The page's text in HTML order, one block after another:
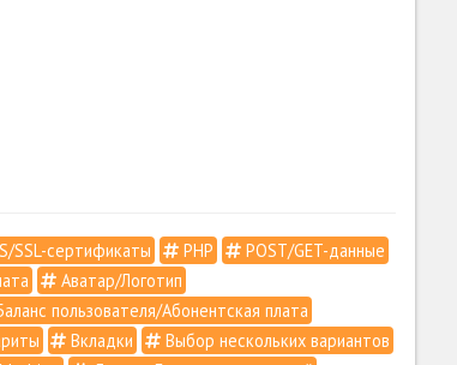
SSL-сертификаты PHP
POST/GET-данные
Аватар/Логотип
пользователя/Абонентская плата
Вкладки
Выбор нескольких вариантов